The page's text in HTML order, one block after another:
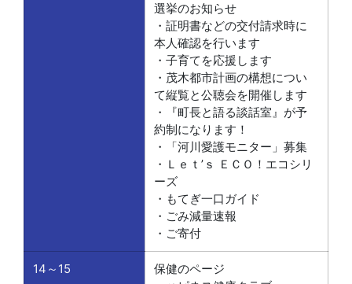
選挙のお知らせ
・証明書などの交付請求時に
本人確認を行います
・子育てを応援します
・茂木都市計画の構想につい
て縦覧と公聴会を開催します
・『町長と語る談話室』が予
約制になります！
・「河川愛護モニター」募集
・Ｌｅｔ’ｓ ＥＣＯ！エコシリ
ーズ
・もてぎ一口ガイド
・ごみ減量速報
・ご寄付
14～15
保健のページ